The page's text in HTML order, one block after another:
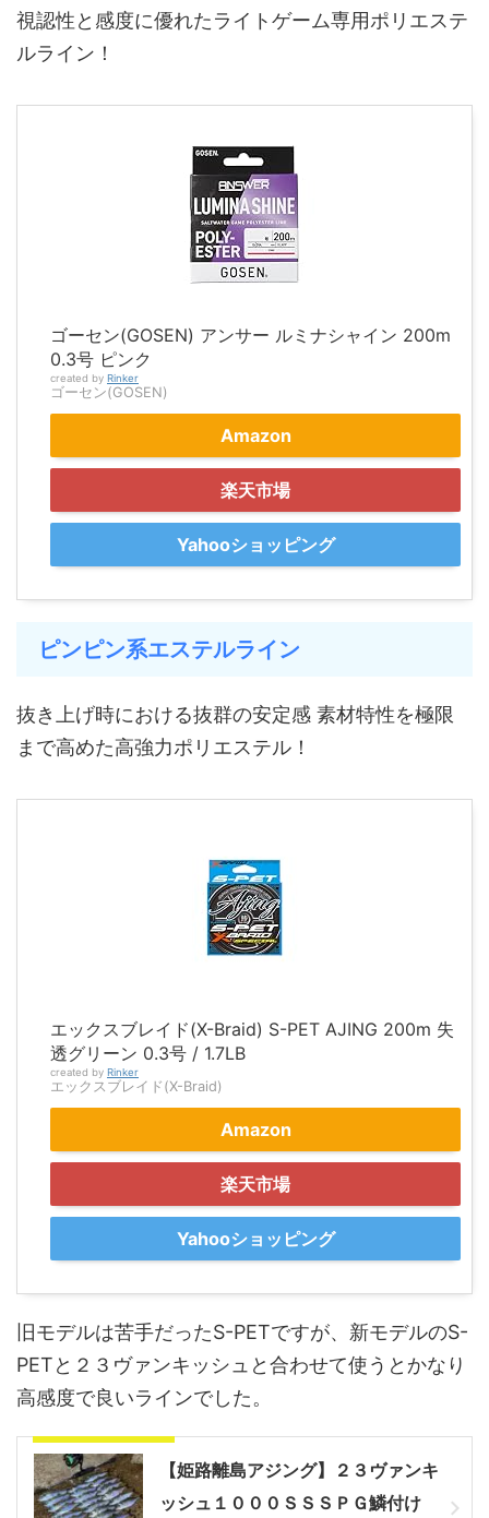
視認性と感度に優れたライトゲーム専用ポリエステ
ルライン！
ゴーセン(GOSEN) アンサー ルミナシャイン 200m
0.3号 ピンク
created by Rinker
ゴーセン(GOSEN)
Amazon
楽天市場
Yahooショッピング
ピンピン系エステルライン
抜き上げ時における抜群の安定感 素材特性を極限
まで高めた高強力ポリエステル！
エックスブレイド(X-Braid) S-PET AJING 200m 失
透グリーン 0.3号 / 1.7LB
created by Rinker
エックスブレイド(X-Braid)
Amazon
楽天市場
Yahooショッピング
旧モデルは苦手だったS-PETですが、新モデルのS-
PETと２３ヴァンキッシュと合わせて使うとかなり
高感度で良いラインでした。
【姫路離島アジング】２３ヴァンキ
ッシュ１０００ＳＳＳＰＧ鱗付け